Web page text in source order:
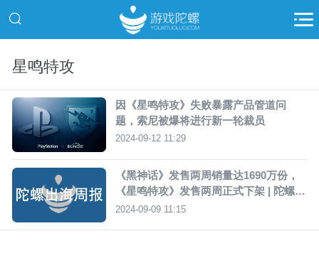
星鸣特攻
因《星鸣特攻》失败暴露产品管道问
题，索尼被爆将进行新一轮裁员
2024-09-12 11:29
《黑神话》发售两周销量达1690万份，
《星鸣特攻》发售两周正式下架 | 陀螺出
海周报
2024-09-09 11:15